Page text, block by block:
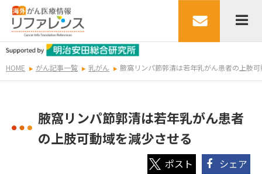
HOME がん記事一覧 乳がん 腋窩リンパ節郭清は若年乳がん患者の上肢
腋窩リンパ節郭清は若年乳がん患者
の上肢可動域を減少させる
シェア